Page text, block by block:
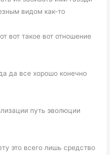
видом как-то
вот такое вот отношение
да все хорошо конечно
путь эволюции
это всего лишь средство